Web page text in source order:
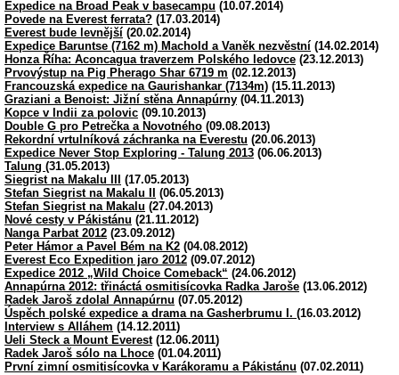
Expedice na Broad Peak v basecampu (10.07.2014)
Povede na Everest ferrata? (17.03.2014)
Everest bude levnější (20.02.2014)
Expedice Baruntse (7162 m) Machold a Vaněk nezvěstní (14.02.2014)
Honza Říha: Aconcagua traverzem Polského ledovce (23.12.2013)
Prvovýstup na Pig Pherago Shar 6719 m (02.12.2013)
Francouzská expedice na Gaurishankar (7134m) (15.11.2013)
Graziani a Benoist: Jižní stěna Annapúrny (04.11.2013)
Kopce v Indii za polovic (09.10.2013)
Double G pro Petrečka a Novotného (09.08.2013)
Rekordní vrtulníková záchranka na Everestu (20.06.2013)
Expedice Never Stop Exploring - Talung 2013 (06.06.2013)
Talung (31.05.2013)
Siegrist na Makalu III
(17.05.2013)
Stefan Siegrist na Makalu II
(06.05.2013)
Stefan Siegrist na Makalu (27.04.2013)
Nové cesty v Pákistánu (21.11.2012)
Nanga Parbat 2012 (23.09.2012)
Peter Hámor a Pavel Bém na K2 (04.08.2012)
Everest Eco Expedition jaro 2012 (09.07.2012)
Expedice 2012 „Wild Choice Comeback“ (24.06.2012)
Annapúrna 2012: třináctá osmitisícovka Radka Jaroše (13.06.2012)
Radek Jaroš zdolal Annapúrnu (07.05.2012)
Úspěch polské expedice a drama na Gasherbrumu I. (16.03.2012)
Interview s Alláhem (14.12.2011)
Ueli Steck a Mount Everest(12.06.2011)
Radek Jaroš sólo na Lhoce (01.04.2011)
První zimní osmitisícovka v Karákoramu a Pákistánu (07.02.2011)